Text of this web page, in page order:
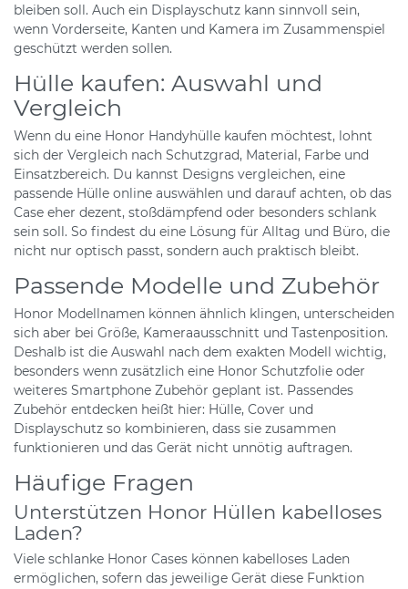
bleiben soll. Auch ein Displayschutz kann sinnvoll sein,
wenn Vorderseite, Kanten und Kamera im Zusammenspiel
geschützt werden sollen.
Hülle kaufen: Auswahl und
Vergleich
Wenn du eine Honor Handyhülle kaufen möchtest, lohnt
sich der Vergleich nach Schutzgrad, Material, Farbe und
Einsatzbereich. Du kannst Designs vergleichen, eine
passende Hülle online auswählen und darauf achten, ob das
Case eher dezent, stoßdämpfend oder besonders schlank
sein soll. So findest du eine Lösung für Alltag und Büro, die
nicht nur optisch passt, sondern auch praktisch bleibt.
Passende Modelle und Zubehör
Honor Modellnamen können ähnlich klingen, unterscheiden
sich aber bei Größe, Kameraausschnitt und Tastenposition.
Deshalb ist die Auswahl nach dem exakten Modell wichtig,
besonders wenn zusätzlich eine Honor Schutzfolie oder
weiteres Smartphone Zubehör geplant ist. Passendes
Zubehör entdecken heißt hier: Hülle, Cover und
Displayschutz so kombinieren, dass sie zusammen
funktionieren und das Gerät nicht unnötig auftragen.
Häufige Fragen
Unterstützen Honor Hüllen kabelloses
Laden?
Viele schlanke Honor Cases können kabelloses Laden
ermöglichen, sofern das jeweilige Gerät diese Funktion